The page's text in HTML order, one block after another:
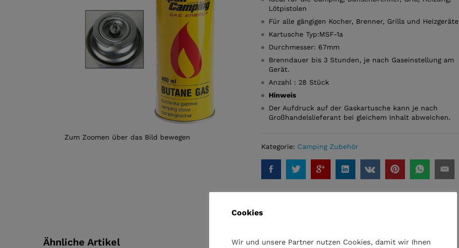
Zum Zoomen über das Bild bewegen
Lötpistolen
Für alle gängigen Kocher, Brenner, Grills und Heizgeräte
Kartusche Typ:MSF-1a
Durchmesser: 67mm
Brenndauer bis 3 Stunden, je nach Gaseinstellung am
Gerät.
Anzahl : 28 Stück
Hinweis
Der Aufdruck auf der Gaskartusche kann je nach
Großhandelslieferant bei gleichem Inhalt abweichen.
Kategorie: Camping Zubehör
Ähnliche Artikel
Cookies
Wir und unsere Partner nutzen Cookies, damit wir Ihnen